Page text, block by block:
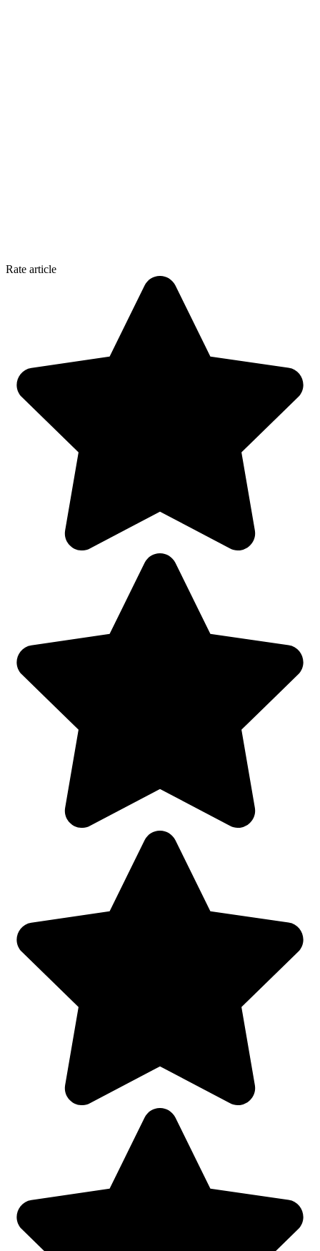
Rate article